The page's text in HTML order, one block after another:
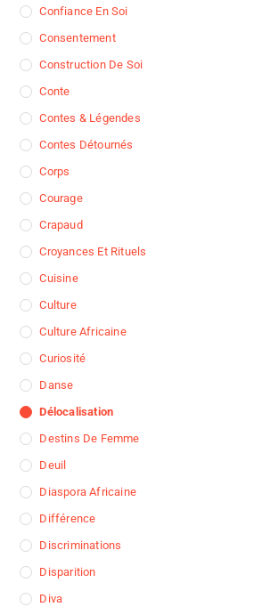
Confiance En Soi
Consentement
Construction De Soi
Conte
Contes & Légendes
Contes Détournés
Corps
Courage
Crapaud
Croyances Et Rituels
Cuisine
Culture
Culture Africaine
Curiosité
Danse
Délocalisation
Destins De Femme
Deuil
Diaspora Africaine
Différence
Discriminations
Disparition
Diva